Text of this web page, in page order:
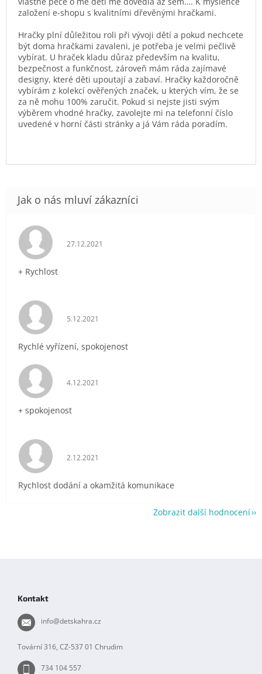
založení e-shopu s kvalitními dřevěnými hračkami.
Hračky plní důležitou roli při vývoji dětí a pokud nechcete
být doma hračkami zavaleni, je potřeba je velmi pečlivě
vybírat. U hraček kladu důraz především na kvalitu,
bezpečnost a funkčnost, zároveň mám ráda zajímavé
designy, které děti upoutají a zabaví. Hračky každoročně
vybírám z kolekcí ověřených značek, u kterých vím, že se
za ně mohu 100% zaručit. Pokud si nejste jisti svým
výběrem vhodné hračky, zavolejte mi na telefonní číslo
uvedené v horní části stránky a já Vám ráda poradím.
Hodnocení obchodu je 5 z 5 hvězdiček.
27.12.2021
+ Rychlost
Hodnocení obchodu je 5 z 5 hvězdiček.
5.12.2021
Rychlé vyřízení, spokojenost
Hodnocení obchodu je 5 z 5 hvězdiček.
4.12.2021
+ spokojenost
Hodnocení obchodu je 5 z 5 hvězdiček.
2.12.2021
Rychlost dodání a okamžitá komunikace
Zobrazit další hodnocení
Kontakt
info@detskahra.cz
Tovární 316, CZ-537 01 Chrudim
734 104 557